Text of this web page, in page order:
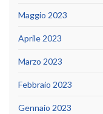
Maggio 2023
Aprile 2023
Marzo 2023
Febbraio 2023
Gennaio 2023